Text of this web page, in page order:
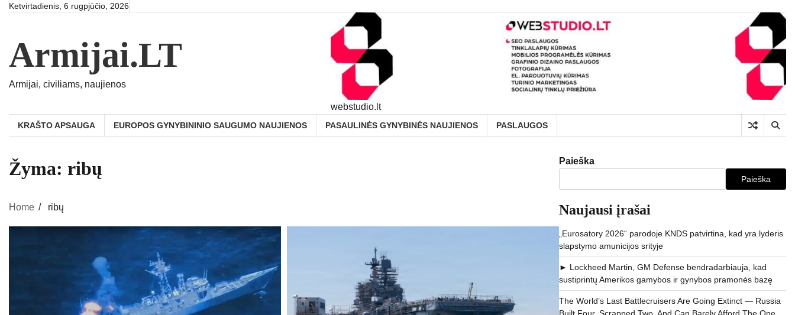
SkipKetvirtadienis, 6 rugpjūčio, 2026
Armijai.LT
Armijai, civiliams, naujienos
webstudio.lt
KRAŠTO APSAUGA EUROPOS GYNYBININIO SAUGUMO NAUJIENOS PASAULINĖS GYNYBINĖS NAUJIENOS PASLAUGOS
Žyma: ribų
Home ribų
Paieška
Paieška
Naujausi įrašai
„Eurosatory 2026“ parodoje KNDS patvirtina, kad yra lyderis
slapstymo amunicijos srityje
► Lockheed Martin, GM Defense bendradarbiauja, kad
sustiprintų Amerikos gamybos ir gynybos pramonės bazę
The World’s Last Battlecruisers Are Going Extinct — Russia